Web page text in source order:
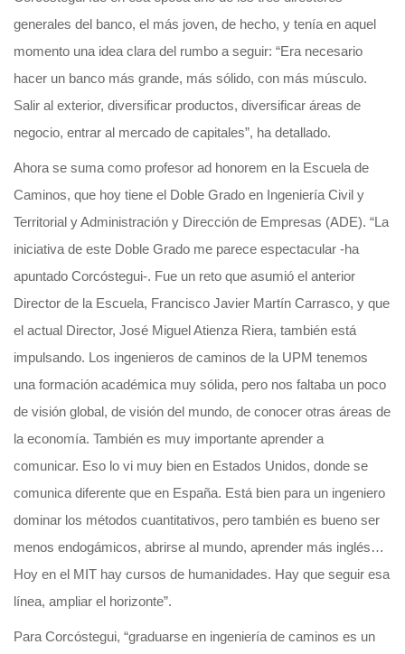
generales del banco, el más joven, de hecho, y tenía en aquel
momento una idea clara del rumbo a seguir: “Era necesario
hacer un banco más grande, más sólido, con más músculo.
Salir al exterior, diversificar productos, diversificar áreas de
negocio, entrar al mercado de capitales”, ha detallado.
Ahora se suma como profesor ad honorem en la Escuela de
Caminos, que hoy tiene el Doble Grado en Ingeniería Civil y
Territorial y Administración y Dirección de Empresas (ADE). “La
iniciativa de este Doble Grado me parece espectacular -ha
apuntado Corcóstegui-. Fue un reto que asumió el anterior
Director de la Escuela, Francisco Javier Martín Carrasco, y que
el actual Director, José Miguel Atienza Riera, también está
impulsando. Los ingenieros de caminos de la UPM tenemos
una formación académica muy sólida, pero nos faltaba un poco
de visión global, de visión del mundo, de conocer otras áreas de
la economía. También es muy importante aprender a
comunicar. Eso lo vi muy bien en Estados Unidos, donde se
comunica diferente que en España. Está bien para un ingeniero
dominar los métodos cuantitativos, pero también es bueno ser
menos endogámicos, abrirse al mundo, aprender más inglés…
Hoy en el MIT hay cursos de humanidades. Hay que seguir esa
línea, ampliar el horizonte”.
Para Corcóstegui, “graduarse en ingeniería de caminos es un